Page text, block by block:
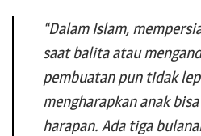
“Dalam Islam,
saat balita atau
pembuatan pun tidak
mengharapkan anak
harapan. Ada tiga